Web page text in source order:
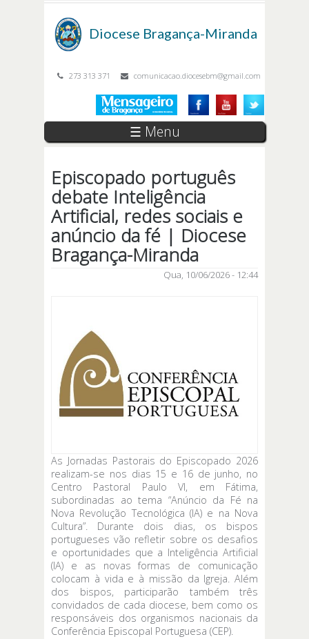
Diocese Bragança-Miranda
273 313 371 comunicacao.diocesebm@gmail.com
☰ Menu
Episcopado português
debate Inteligência
Artificial, redes sociais e
anúncio da fé | Diocese
Bragança-Miranda
Qua, 10/06/2026 - 12:44
As Jornadas Pastorais do Episcopado 2026
realizam-se nos dias 15 e 16 de junho, no
Centro Pastoral Paulo VI, em Fátima,
subordinadas ao tema “Anúncio da Fé na
Nova Revolução Tecnológica (IA) e na Nova
Cultura”. Durante dois dias, os bispos
portugueses vão refletir sobre os desafios
e oportunidades que a Inteligência Artificial
(IA) e as novas formas de comunicação
colocam à vida e à missão da Igreja. Além
dos bispos, participarão também três
convidados de cada diocese, bem como os
responsáveis dos organismos nacionais da
Conferência Episcopal Portuguesa (CEP).